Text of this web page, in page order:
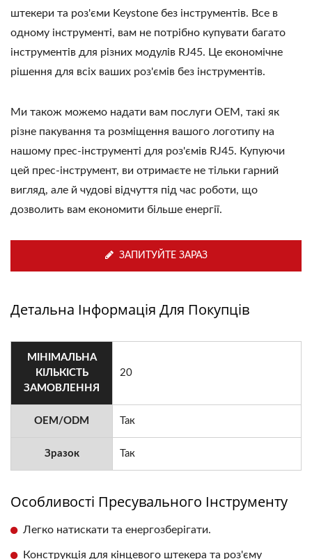
штекери та роз'єми Keystone без інструментів. Все в
одному інструменті, вам не потрібно купувати багато
інструментів для різних модулів RJ45. Це економічне
рішення для всіх ваших роз'ємів без інструментів.
Ми також можемо надати вам послуги OEM, такі як
різне пакування та розміщення вашого логотипу на
нашому прес-інструменті для роз'ємів RJ45. Купуючи
цей прес-інструмент, ви отримаєте не тільки гарний
вигляд, але й чудові відчуття під час роботи, що
дозволить вам економити більше енергії.
ЗАПИТУЙТЕ ЗАРАЗ
Детальна Інформація Для Покупців
МІНІМАЛЬНА
КІЛЬКІСТЬ
ЗАМОВЛЕННЯ
20
OEM/ODM Так
Зразок Так
Особливості Пресувального Інструменту
Легко натискати та енергозберігати.
Конструкція для кінцевого штекера та роз'єму